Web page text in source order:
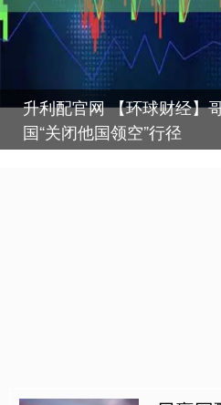
升利配官网 【环球财经】
国“关闭他国领空”行径